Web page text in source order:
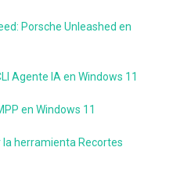
Porsche Unleashed en
Agente IA en Windows 11
en Windows 11
herramienta Recortes